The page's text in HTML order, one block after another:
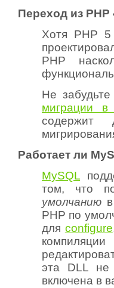
Переход из PHP
Хотя PHP 5
PHP
Не
миграции
Работает ли
MySQL
том, что
умолчанию
PHP по
для configure
эта DLL не
включена в